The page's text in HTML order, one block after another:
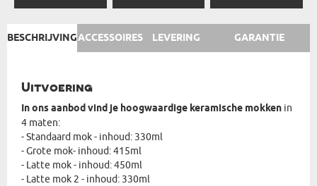
BESCHRIJVINGACCESSOIRES LEVERING GARANTIE
Uitvoering
In ons aanbod vind je hoogwaardige keramische mokken in
4 maten:
- Standaard mok - inhoud: 330ml
- Grote mok- inhoud: 415ml
- Latte mok - inhoud: 450ml
- Latte mok 2 - inhoud: 330ml